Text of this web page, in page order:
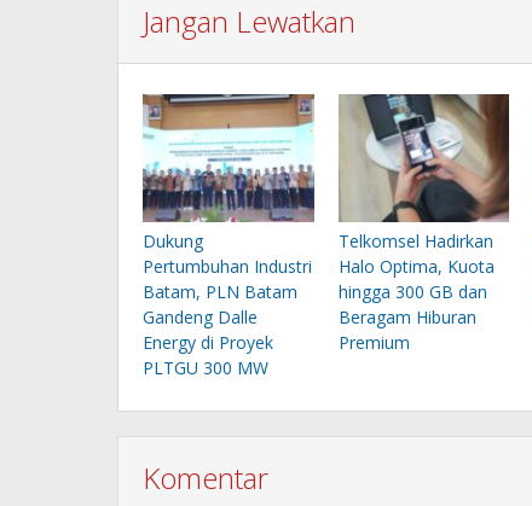
Jangan Lewatkan
Dukung
Pertumbuhan Industri
Batam, PLN Batam
Gandeng Dalle
Energy di Proyek
PLTGU 300 MW
Telkomsel Hadirkan
Halo Optima, Kuota
hingga 300 GB dan
Beragam Hiburan
Premium
Komentar